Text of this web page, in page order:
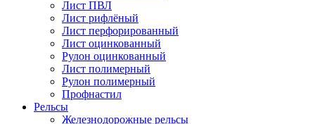
Лист ПВЛ
Лист рифлёный
Лист перфорированный
Лист оцинкованный
Рулон оцинкованный
Лист полимерный
Рулон полимерный
Профнастил
Рельсы
Железнодорожные рельсы